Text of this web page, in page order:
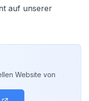
auf unserer
Website von